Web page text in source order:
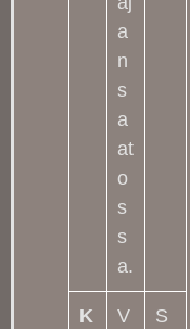
a
n
s
a
at
o
s
s
a.
K
V
S